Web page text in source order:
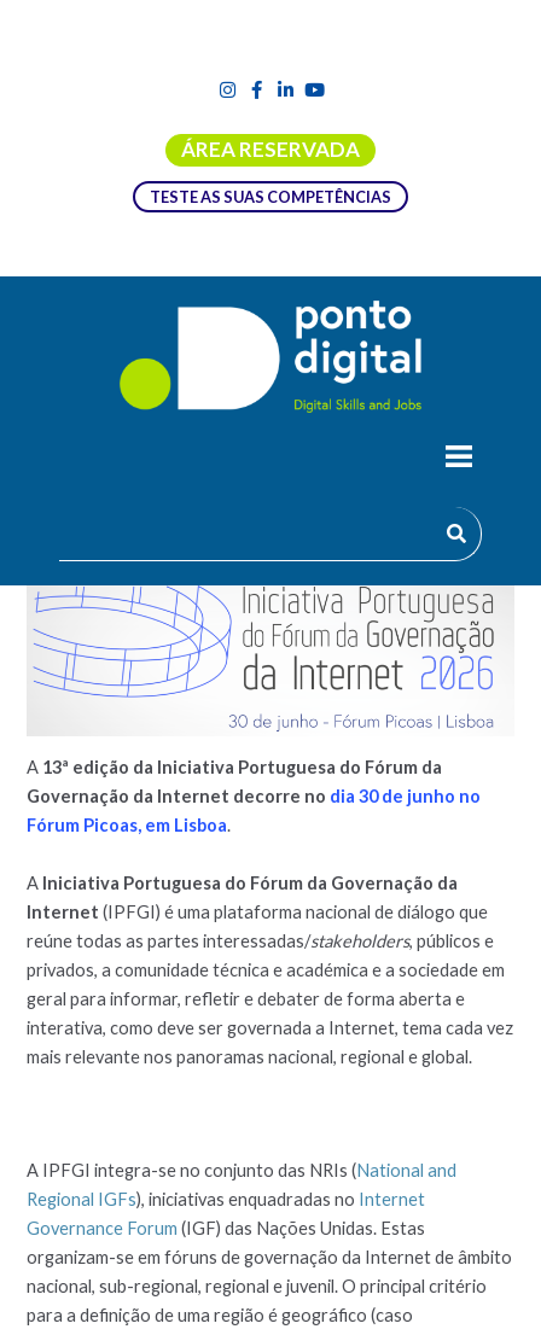
ÁREA RESERVADA
TESTE AS SUAS COMPETÊNCIAS
A 13ª edição da Iniciativa Portuguesa do Fórum da
Governação da Internet decorre no dia 30 de junho no
Fórum Picoas, em Lisboa.
A Iniciativa Portuguesa do Fórum da Governação da
Internet (IPFGI) é uma plataforma nacional de diálogo que
reúne todas as partes interessadas/stakeholders, públicos e
privados, a comunidade técnica e académica e a sociedade em
geral para informar, refletir e debater de forma aberta e
interativa, como deve ser governada a Internet, tema cada vez
mais relevante nos panoramas nacional, regional e global.
A IPFGI integra-se no conjunto das NRIs (National and
Regional IGFs), iniciativas enquadradas no Internet
Governance Forum (IGF) das Nações Unidas. Estas
organizam-se em fóruns de governação da Internet de âmbito
nacional, sub-regional, regional e juvenil. O principal critério
para a definição de uma região é geográfico (caso